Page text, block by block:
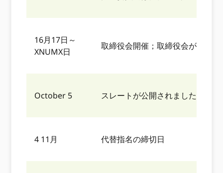
16月17日～
XNUMX日
取締役会開催；取締役会が候補
October 5 スレートが公開されました
4 11月 代替指名の締切日